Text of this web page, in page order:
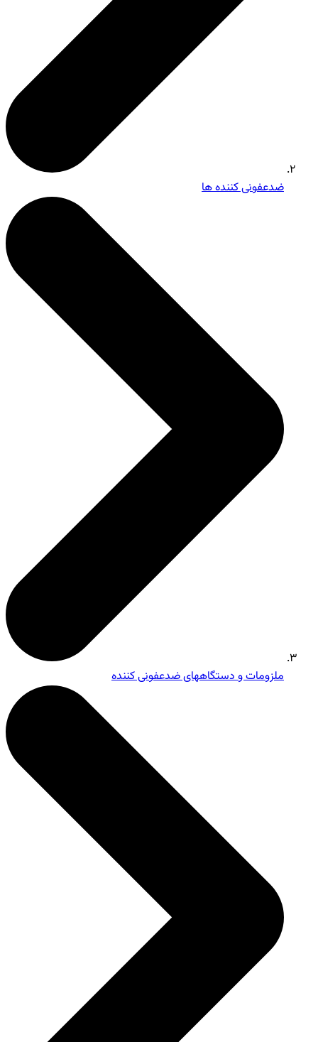
ضدعفونی کننده ها
ملزومات و دستگاههای ضدعفونی کننده